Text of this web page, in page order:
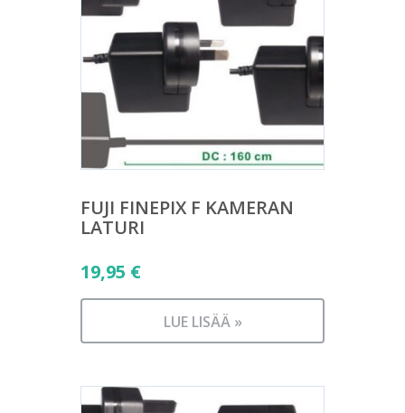
FUJI FINEPIX F KAMERAN
LATURI
19,95 €
LUE LISÄÄ »